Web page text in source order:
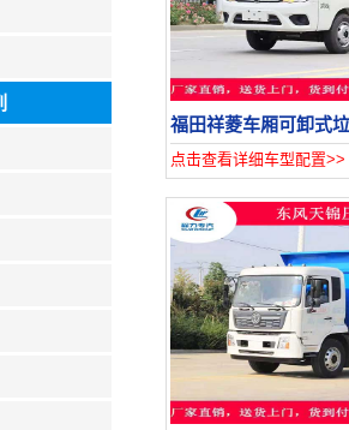
福田祥菱车厢可卸式
点击查看详细车型配置>>